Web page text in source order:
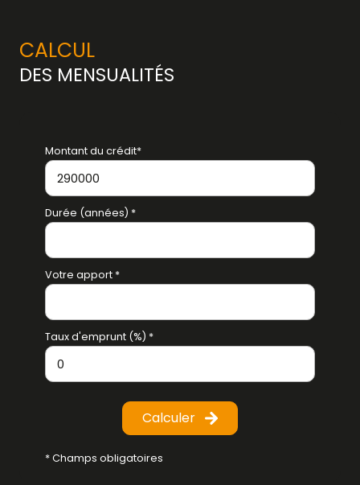
CALCUL
DES MENSUALITÉS
Montant du crédit*
Durée (années) *
Votre apport *
Taux d'emprunt (%) *
Calculer
* Champs obligatoires